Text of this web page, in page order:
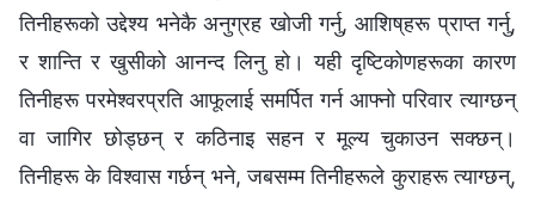
तिनीहरूको उद्देश्य भनेकै अनुग्रह खोजी गर्नु, आशिष्‌हरू प्राप्त गर्नु,
र शान्ति र खुसीको आनन्द लिनु हो। यही दृष्टिकोणहरूका कारण
तिनीहरू परमेश्‍वरप्रति आफूलाई समर्पित गर्न आफ्नो परिवार त्याग्छन्
वा जागिर छोड्छन् र कठिनाइ सहन र मूल्य चुकाउन सक्छन्।
तिनीहरू के विश्‍वास गर्छन् भने, जबसम्‍म तिनीहरूले कुराहरू त्याग्छन्,